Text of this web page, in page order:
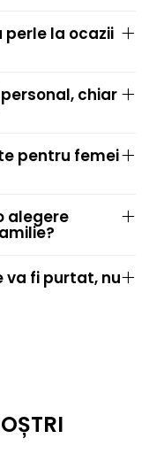
perle la ocazii
chiar
pentru femei
alegere
va fi purtat, nu